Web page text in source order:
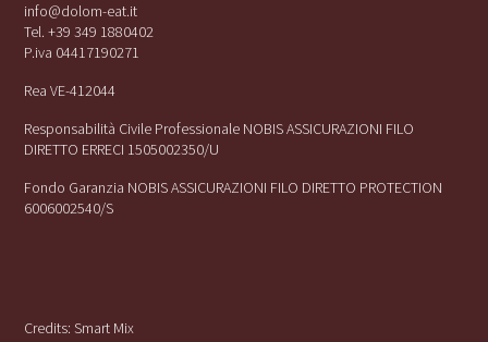
info@dolom-eat.it
Tel. +39 349 1880402
P.iva 04417190271
Rea VE-412044
Responsabilità Civile Professionale NOBIS ASSICURAZIONI FILO
DIRETTO ERRECI 1505002350/U
Fondo Garanzia NOBIS ASSICURAZIONI FILO DIRETTO PROTECTION
6006002540/S
Credits:Smart Mix